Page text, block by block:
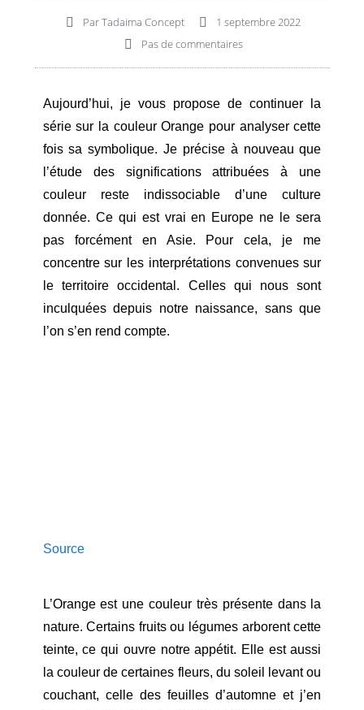
ParTadaima Concept
1 septembre 2022
Pas de commentaires
Aujourd’hui, je vous propose de continuer la
série sur la couleur Orange pour analyser cette
fois sa symbolique. Je précise à nouveau que
l’étude des significations attribuées à une
couleur reste indissociable d’une culture
donnée. Ce qui est vrai en Europe ne le sera
pas forcément en Asie. Pour cela, je me
concentre sur les interprétations convenues sur
le territoire occidental. Celles qui nous sont
inculquées depuis notre naissance, sans que
l’on s’en rend compte.
Source
L’Orange est une couleur très présente dans la
nature. Certains fruits ou légumes arborent cette
teinte, ce qui ouvre notre appétit. Elle est aussi
la couleur de certaines fleurs, du soleil levant ou
couchant, celle des feuilles d’automne et j’en